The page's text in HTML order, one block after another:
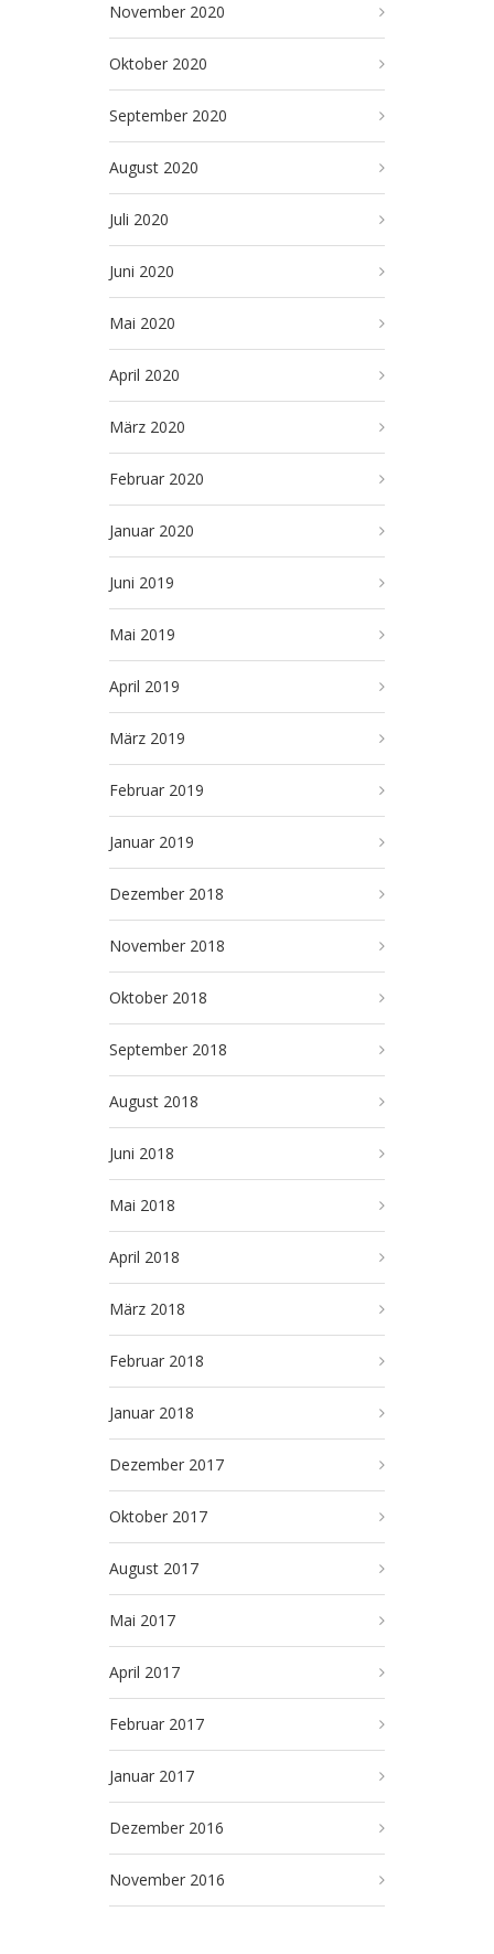
November 2020
Oktober 2020
September 2020
August 2020
Juli 2020
Juni 2020
Mai 2020
April 2020
März 2020
Februar 2020
Januar 2020
Juni 2019
Mai 2019
April 2019
März 2019
Februar 2019
Januar 2019
Dezember 2018
November 2018
Oktober 2018
September 2018
August 2018
Juni 2018
Mai 2018
April 2018
März 2018
Februar 2018
Januar 2018
Dezember 2017
Oktober 2017
August 2017
Mai 2017
April 2017
Februar 2017
Januar 2017
Dezember 2016
November 2016